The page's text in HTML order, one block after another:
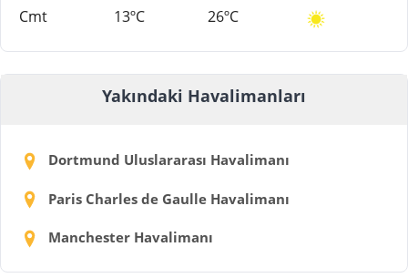
Cmt
13ºC 26ºC
Yakındaki Havalimanları
Dortmund Uluslararası Havalimanı
Paris Charles de Gaulle Havalimanı
Manchester Havalimanı